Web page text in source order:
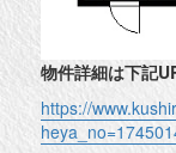
物件詳細は下記
https://